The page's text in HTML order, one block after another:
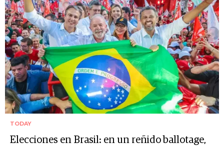
TODAY
Elecciones en Brasil: en un reñido ballotage,